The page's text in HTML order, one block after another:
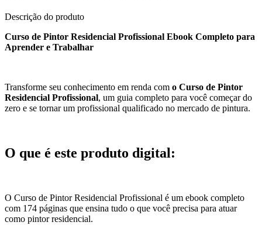
Descrição do produto
Curso de Pintor Residencial Profissional Ebook Completo para
Aprender e Trabalhar
Transforme seu conhecimento em renda com o Curso de Pintor
Residencial Profissional, um guia completo para você começar do
zero e se tornar um profissional qualificado no mercado de pintura.
O que é este produto digital:
O Curso de Pintor Residencial Profissional é um ebook completo
com 174 páginas que ensina tudo o que você precisa para atuar
como pintor residencial.